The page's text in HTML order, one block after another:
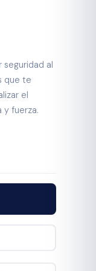
seguridad al
que te
el
y fuerza.